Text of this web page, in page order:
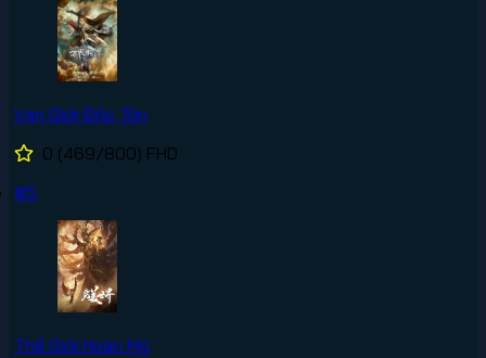
Vạn Giới Độc Tôn
0 (469/800) FHD
#5
Thế Giới Hoàn Mỹ